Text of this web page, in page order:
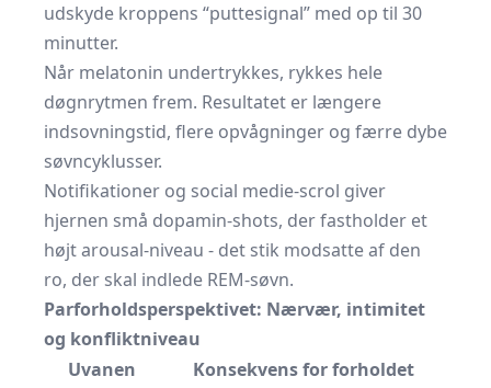
udskyde kroppens “puttesignal” med op til 30
minutter.
Når melatonin undertrykkes, rykkes hele
døgnrytmen frem. Resultatet er længere
indsovningstid, flere opvågninger og færre dybe
søvncyklusser.
Notifikationer og social medie-scrol giver
hjernen små dopamin-shots, der fastholder et
højt arousal-niveau - det stik modsatte af den
ro, der skal indlede REM-søvn.
Parforholdsperspektivet: Nærvær, intimitet
og konflikt­niveau
Uvanen
Konsekvens for forholdet